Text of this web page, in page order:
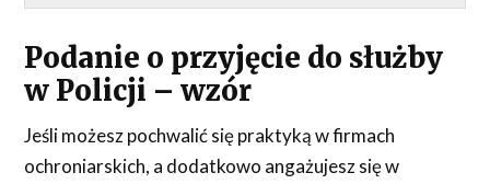
Podanie o przyjęcie do służby
w Policji – wzór
Jeśli możesz pochwalić się praktyką w firmach
ochroniarskich, a dodatkowo angażujesz się w